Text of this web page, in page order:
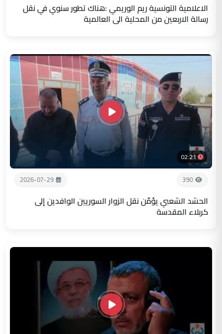
الاعلامية التونسية ريم الوريمي :هناك تطور سنوي في نقل
رسالة الاربعين من المحلية الى العالمية
02:21
390
2026-07-29
الحشد الشعبي يؤمّن نقل الزوار السوريين الوافدين إلى
كربلاء المقدسة